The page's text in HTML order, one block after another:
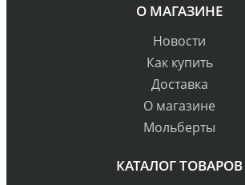
О МАГАЗИНЕ
Новости
Как купить
Доставка
О магазине
Мольберты
КАТАЛОГ ТОВАРОВ